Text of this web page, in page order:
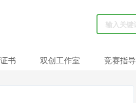
书 双创工作室 竞赛指导